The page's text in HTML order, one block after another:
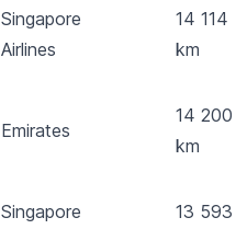
Singapore
Airlines
14 114
km
Emirates
14 200
km
Singapore
13 593